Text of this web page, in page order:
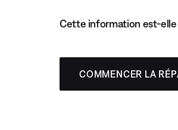
Cette information est-elle
COMMENCER LA